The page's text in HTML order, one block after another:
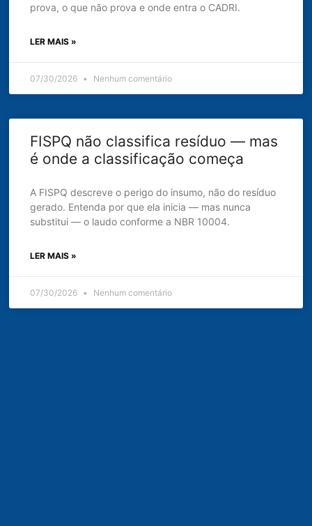
prova, o que não prova e onde entra o CADRI.
LER MAIS »
07/30/2026 Nenhum comentário
FISPQ não classifica resíduo — mas
é onde a classificação começa
A FISPQ descreve o perigo do insumo, não do resíduo
gerado. Entenda por que ela inicia — mas nunca
substitui — o laudo conforme a NBR 10004.
LER MAIS »
07/30/2026 Nenhum comentário